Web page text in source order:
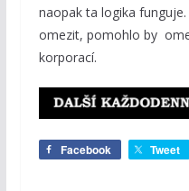
naopak ta logika
omezit, pomohlo by
korporací.
Facebook Tweet